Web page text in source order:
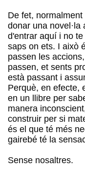
De fet,
donar una
d'entrar aquí i no
saps on ets. I això
passen les
passen, et sents
està passant i
Perquè, en efecte,
en un llibre per
manera
construir per si
és el que té més
gairebé té la
Sense nosaltres.